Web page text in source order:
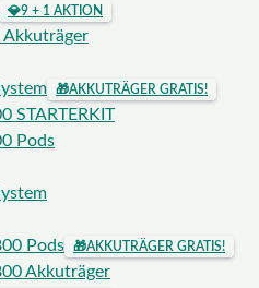
💎9 + 1 AKTION
Akkuträger
🎁AKKUTRÄGER GRATIS!
STARTERKIT
Pods
Pods
🎁AKKUTRÄGER GRATIS!
Akkuträger